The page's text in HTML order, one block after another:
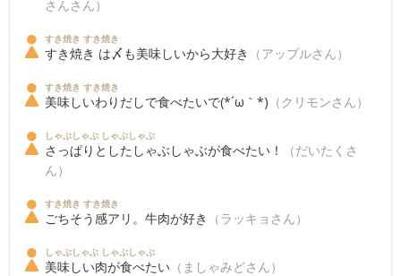
さんさん）
すき焼き すき焼き
すき焼き は〆も美味しいから大好き （アップルさん）
すき焼き すき焼き
美味しいわりだしで食べたいで(*´ω｀*) （クリモンさん）
しゃぶしゃぶ しゃぶしゃぶ
さっぱりとしたしゃぶしゃぶが食べたい！
（だいたくさ
ん）
すき焼き すき焼き
ごちそう感アリ。牛肉が好き （ラッキョさん）
しゃぶしゃぶ しゃぶしゃぶ
美味しい肉が食べたい （ましゃみどさん）